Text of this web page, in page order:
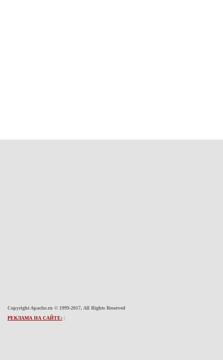
Copyright Apache.ru © 1999-2017, All Rights Reserved
РЕКЛАМА НА САЙТЕ: |